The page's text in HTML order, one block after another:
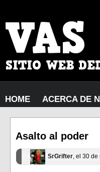
HOME ACERCA DE
Asalto al poder
SrGrifter, el 30 de